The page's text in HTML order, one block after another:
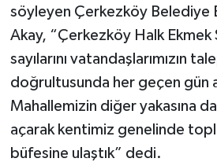
söyleyen Çerkezköy Belediye
Akay, “Çerkezköy Halk Ekmek
sayılarını vatandaşlarımızın
doğrultusunda her geçen gün
Mahallemizin diğer yakasına
açarak kentimiz genelinde
büfesine ulaştık” dedi.